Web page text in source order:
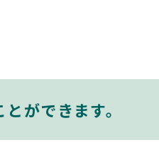
ができます。